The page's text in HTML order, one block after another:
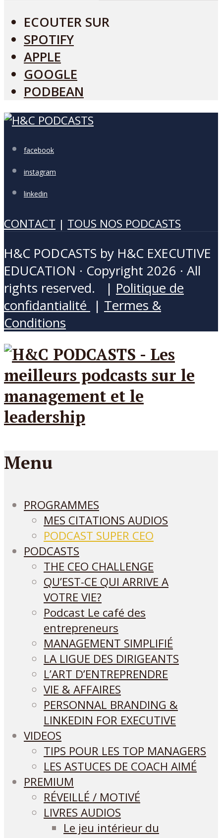
ECOUTER SUR
SPOTIFY
APPLE
GOOGLE
PODBEAN
facebook
instagram
linkedin
CONTACT | TOUS NOS PODCASTS
H&C PODCASTS by H&C EXECUTIVE
EDUCATION · Copyright 2026 · All
rights reserved. | Politique de
confidantialité | Termes &
Conditions
Menu
PROGRAMMES
MES CITATIONS AUDIOS
PODCAST SUPER CEO
PODCASTS
THE CEO CHALLENGE
QU’EST-CE QUI ARRIVE A
VOTRE VIE?
Podcast Le café des
entrepreneurs
MANAGEMENT SIMPLIFIÉ
LA LIGUE DES DIRIGEANTS
L’ART D’ENTREPRENDRE
VIE & AFFAIRES
PERSONNAL BRANDING &
LINKEDIN FOR EXECUTIVE
VIDEOS
TIPS POUR LES TOP MANAGERS
LES ASTUCES DE COACH AIMÉ
PREMIUM
RÉVEILLÉ / MOTIVÉ
LIVRES AUDIOS
Le jeu intérieur du